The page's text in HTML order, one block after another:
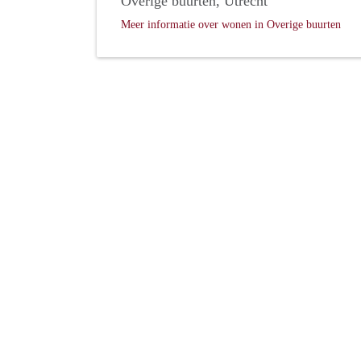
Meer informatie over wonen in Overige buurten